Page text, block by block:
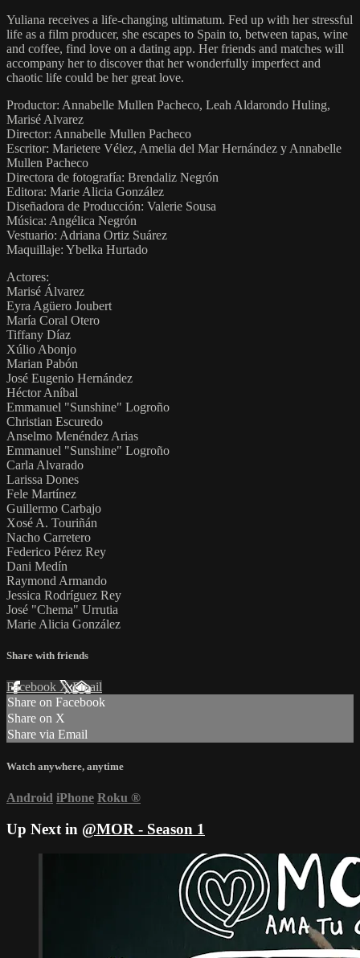
Yuliana receives a life-changing ultimatum. Fed up with her stressful
life as a film producer, she escapes to Spain to, between tapas, wine
and coffee, find love on a dating app. Her friends and matches will
accompany her to discover that her wonderfully imperfect and
chaotic life could be her great love.
Productor: Annabelle Mullen Pacheco, Leah Aldarondo Huling,
Marisé Alvarez
Director: Annabelle Mullen Pacheco
Escritor: Marietere Vélez, Amelia del Mar Hernández y Annabelle
Mullen Pacheco
Directora de fotografía: Brendaliz Negrón
Editora: Marie Alicia González
Diseñadora de Producción: Valerie Sousa
Música: Angélica Negrón
Vestuario: Adriana Ortiz Suárez
Maquillaje: Ybelka Hurtado
Actores:
Marisé Álvarez
Eyra Agüero Joubert
María Coral Otero
Tiffany Díaz
Xúlio Abonjo
Marian Pabón
José Eugenio Hernández
Héctor Aníbal
Emmanuel "Sunshine" Logroño
Christian Escuredo
Anselmo Menéndez Arias
Emmanuel "Sunshine" Logroño
Carla Alvarado
Larissa Dones
Fele Martínez
Guillermo Carbajo
Xosé A. Touriñán
Nacho Carretero
Federico Pérez Rey
Dani Medín
Raymond Armando
Jessica Rodríguez Rey
José "Chema" Urrutia
Marie Alicia González
Share with friends
Facebook XEmail
Share on Facebook
Share on X
Share via Email
Watch anywhere, anytime
Android iPhone Roku ®
Up Next in @MOR - Season 1